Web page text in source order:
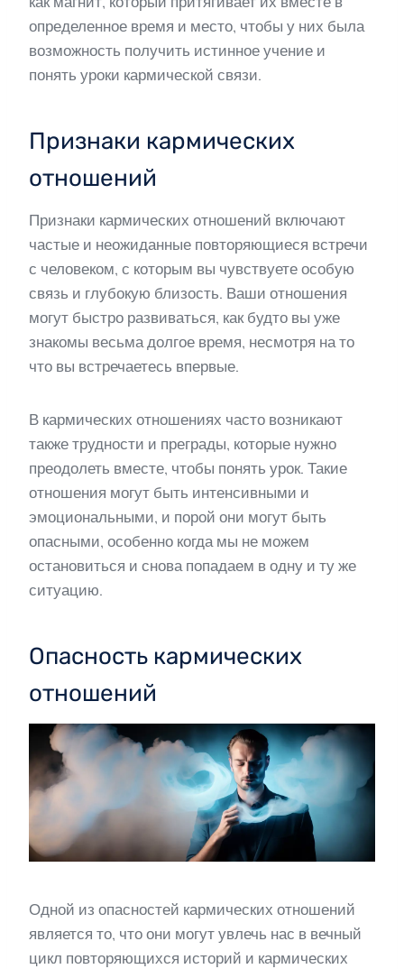
определенное время и место, чтобы у них была
возможность получить истинное учение и
понять уроки кармической связи.
Признаки кармических
отношений
Признаки кармических отношений включают
частые и неожиданные повторяющиеся встречи
с человеком, с которым вы чувствуете особую
связь и глубокую близость. Ваши отношения
могут быстро развиваться, как будто вы уже
знакомы весьма долгое время, несмотря на то
что вы встречаетесь впервые.
В кармических отношениях часто возникают
также трудности и преграды, которые нужно
преодолеть вместе, чтобы понять урок. Такие
отношения могут быть интенсивными и
эмоциональными, и порой они могут быть
опасными, особенно когда мы не можем
остановиться и снова попадаем в одну и ту же
ситуацию.
Опасность кармических
отношений
Одной из опасностей кармических отношений
является то, что они могут увлечь нас в вечный
цикл повторяющихся историй и кармических